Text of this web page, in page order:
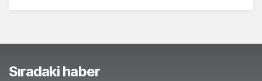
Sıradaki haber